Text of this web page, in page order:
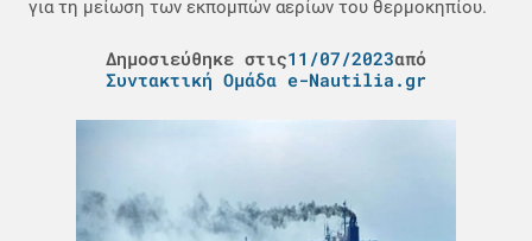
για τη μείωση των εκπομπών αερίων του θερμοκηπίου.
Δημοσιεύθηκε στις11/07/2023από
Συντακτική Ομάδα e-Nautilia.gr